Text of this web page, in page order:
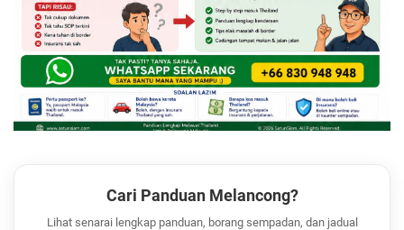
Cari Panduan Melancong?
Lihat senarai lengkap panduan, borang sempadan, dan jadual